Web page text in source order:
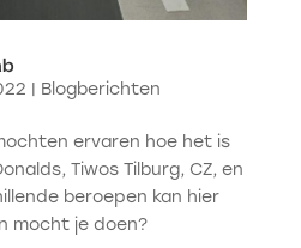
| Blogberichten
ervaren hoe het is
Tiwos Tilburg, CZ, en
beroepen kan hier
mocht je doen?